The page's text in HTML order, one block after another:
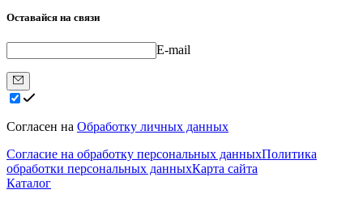
Оставайся на связи
E-mail
Согласен на Обработку личных данных
Согласие на обработку персональных данныхПолитика
обработки персональных данныхКарта сайта
Каталог